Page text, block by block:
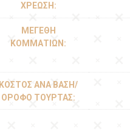
ΧΡΈΩΣΗ:
ΜΕΓΈΘΗ
ΚΟΜΜΑΤΙΏΝ:
ΚΌΣΤΟΣ ΑΝΆ ΒΆΣΗ/
ΌΡΟΦΟ ΤΟΎΡΤΑΣ: